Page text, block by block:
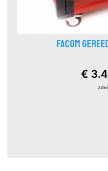
FACOM
€